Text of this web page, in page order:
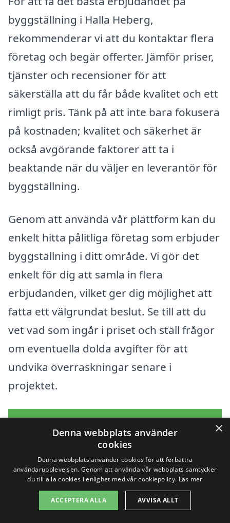
byggställning i Halla Heberg,
rekommenderar vi att du kontaktar flera
företag och begär offerter. Jämför priser,
tjänster och recensioner för att
säkerställa att du får både kvalitet och ett
rimligt pris. Tänk på att inte bara fokusera
på kostnaden; kvalitet och säkerhet är
också avgörande faktorer att ta i
beaktande när du väljer en leverantör för
byggställning.
Genom att använda vår plattform kan du
enkelt hitta pålitliga företag som erbjuder
byggställning i ditt område. Vi gör det
enkelt för dig att samla in flera
erbjudanden, vilket ger dig möjlighet att
fatta ett välgrundat beslut. Se till att du
vet vad som ingår i priset och ställ frågor
om eventuella dolda avgifter för att
undvika överraskningar senare i
projektet.
Få 3 erbjudanden, gratis och utan
förpliktelser
Sök efter en
×
Denna webbplats använder
cookies
Denna webbplats använder cookies för att förbättra
användarupplevelsen. Genom att använda vår webbplats samtycker
du till alla cookies i enlighet med vår cookiepolicy. Läs mer
ACCEPTERA ALLA AVVISA ALLT